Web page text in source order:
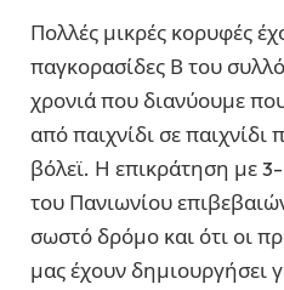
Πολλές μικρές κορυφές
παγκορασίδες Β του
χρονιά που διανύουμε
από παιχνίδι σε
βόλεϊ. Η επικράτηση με
του Πανιωνίου
σωστό δρόμο και ότι οι
μας έχουν δημιουργήσει